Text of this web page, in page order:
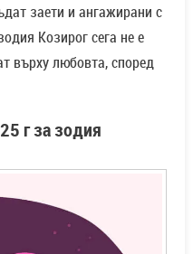
заети и ангажирани с
Козирог сега не е
върху любовта, според
г за зодия